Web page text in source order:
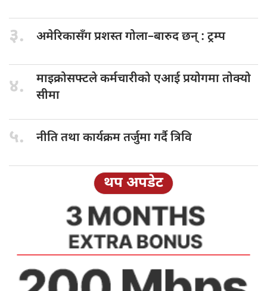
३. अमेरिकासँग प्रशस्तगोला–बारुद छन् : ट्रम्प
४. माइक्रोसफ्टले कर्मचारीकोएआई प्रयोगमा तोक्यो
सीमा
५. नीति तथाकार्यक्रम तर्जुमा गर्दै त्रिवि
थप अपडेट